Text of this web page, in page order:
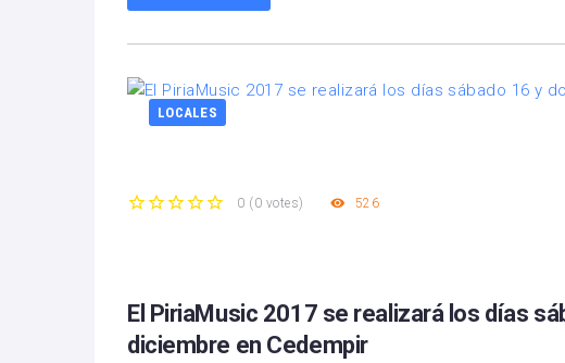
LOCALES
0 ( 0 votes) 526
El PiriaMusic 2017 se realizará los días
diciembre en Cedempir